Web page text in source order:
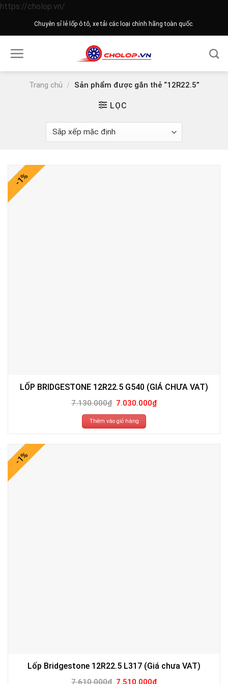
https://cholop.vn/
to
Chuyên sỉ lẻ lốp ô tô, xe tải các loại chính hãng toàn quốc.
Trang chủ / Sản phẩm được gắn thẻ “12R22.5”
LỌC
-1%
LỐP BRIDGESTONE 12R22.5 G540 (GIÁ CHƯA VAT)
7.130.000₫ Giá
gốc
là:
7.130.000₫.
7.030.000₫Giá
hiện
Thêm vào giỏ hàng
-1%
Lốp Bridgestone 12R22.5 L317 (Giá chưa VAT)
7.610.000₫ Giá
7.510.000₫Giá